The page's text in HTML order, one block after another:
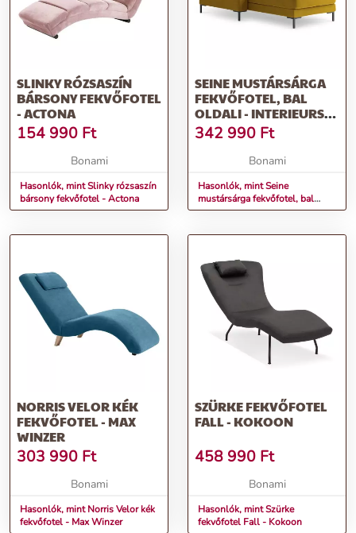
SLINKY RÓZSASZÍN
BÁRSONY FEKVŐFOTEL
- ACTONA
154 990 Ft
Bonami
Hasonlók, mint Slinky rózsaszín
bársony fekvőfotel - Actona
SEINE MUSTÁRSÁRGA
FEKVŐFOTEL, BAL
OLDALI - INTERIEURS
86
342 990 Ft
Bonami
Hasonlók, mint Seine
mustársárga fekvőfotel, bal
oldali - Interieurs 86
NORRIS VELOR KÉK
FEKVŐFOTEL - MAX
WINZER
303 990 Ft
Bonami
Hasonlók, mint Norris Velor kék
fekvőfotel - Max Winzer
SZÜRKE FEKVŐFOTEL
FALL - KOKOON
458 990 Ft
Bonami
Hasonlók, mint Szürke
fekvőfotel Fall - Kokoon